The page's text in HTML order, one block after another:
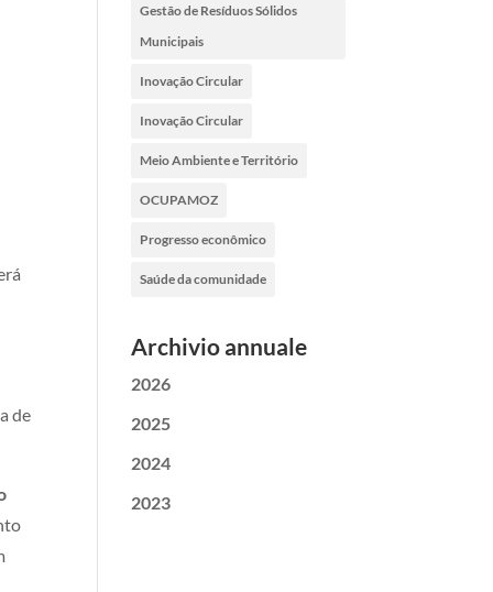
de
Gestão de Resíduos Sólidos
Municipais
Inovação Circular
Inovação Circular
Meio Ambiente e Território
OCUPAMOZ
Progresso econômico
Saúde da comunidade
Archivio annuale
2026
2025
2024
2023